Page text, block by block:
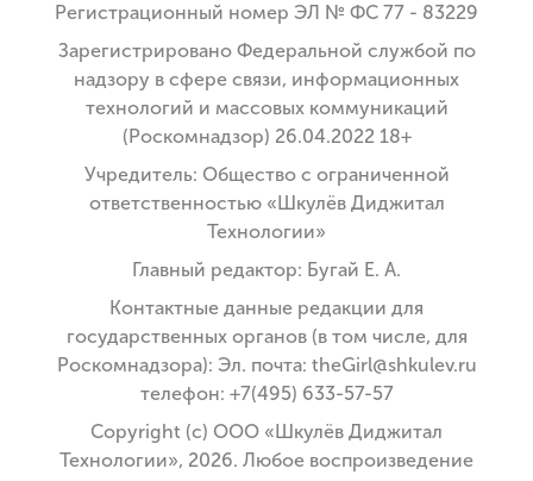
Регистрационный номер ЭЛ № ФС 77 - 83229
Зарегистрировано Федеральной службой по
надзору в сфере связи, информационных
технологий и массовых коммуникаций
(Роскомнадзор) 26.04.2022 18+
Учредитель: Общество с ограниченной
ответственностью «Шкулёв Диджитал
Технологии»
Главный редактор: Бугай Е. А.
Контактные данные редакции для
государственных органов (в том числе, для
Роскомнадзора): Эл. почта: theGirl@shkulev.ru
телефон: +7(495) 633-57-57
Copyright (с) ООО «Шкулёв Диджитал
Технологии», 2026. Любое воспроизведение